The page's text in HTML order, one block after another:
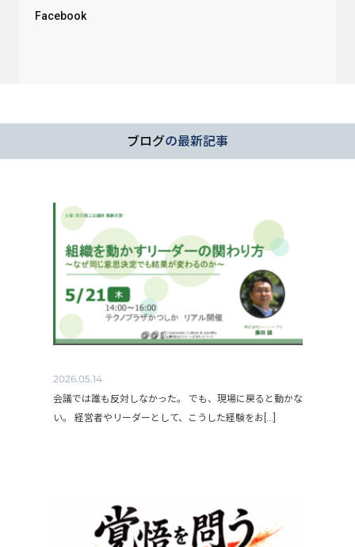
Facebook
ブログの最新記事
2026.05.14
会議では誰も反対しなかった。 でも、現場に戻ると動かな
い。 経営者やリーダーとして、こうした経験をお[...]